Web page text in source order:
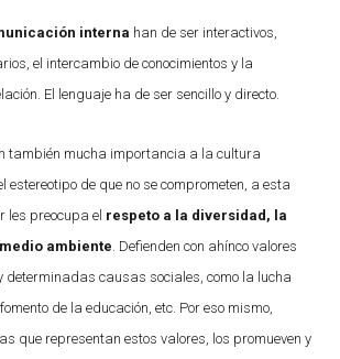
interna han de ser interactivos,
el intercambio de conocimientos y la
El lenguaje ha de ser sencillo y directo.
también mucha importancia a la cultura
estereotipo de que no se comprometen, a esta
les preocupa el respeto a la diversidad, la
ambiente . Defienden con ahínco valores
determinadas causas sociales, como la lucha
de la educación, etc. Por eso mismo,
que representan estos valores, los promueven y